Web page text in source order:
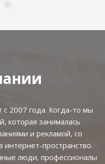
с 2007 года. Когда-то мы
которая занималась
и рекламой, со
пространство.
люди, профессионалы